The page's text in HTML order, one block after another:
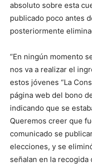
absoluto sobre esta
publicado poco antes
posteriormente
“En ningún momento
nos va a realizar el
estos jóvenes “La
página web del bono
indicando que se
Queremos creer que
comunicado se
elecciones, y se
señalan en la recogida